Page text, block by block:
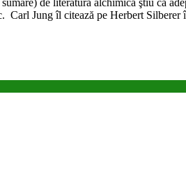
Carl Jung îl citează pe Herbert